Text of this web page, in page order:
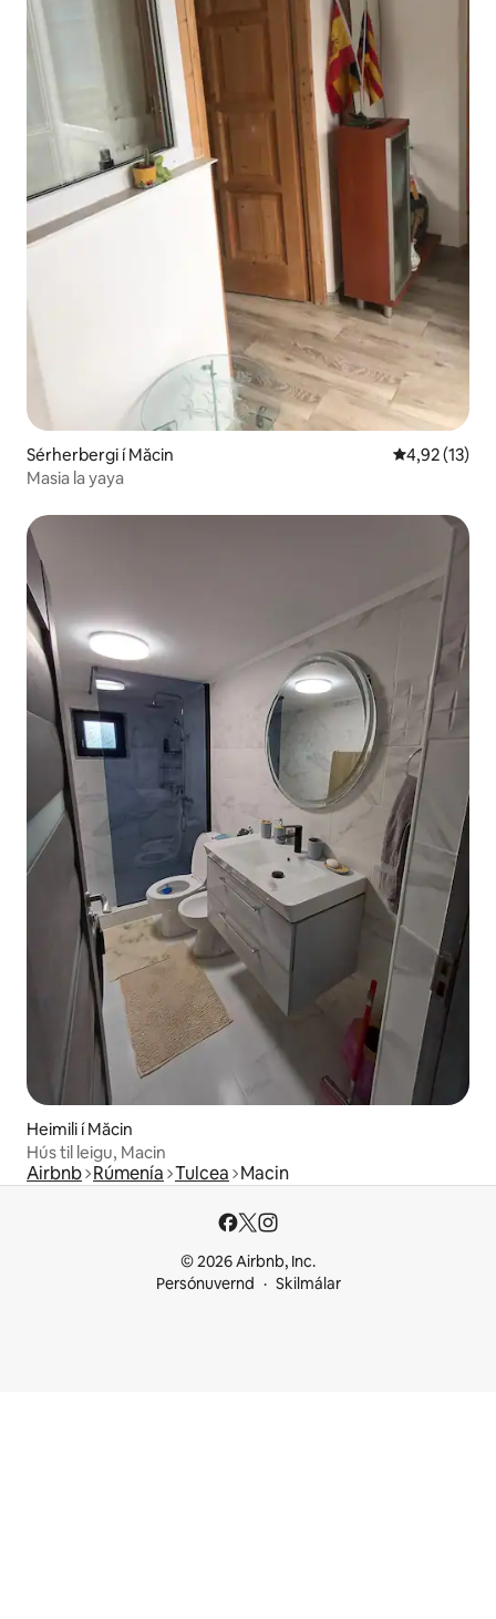
Sérherbergi í Măcin 4,92 af 5 í
4,92 (13)
Masia la yaya
Heimili í Măcin
Hús til leigu, Macin
Airbnb Rúmenía Tulcea Macin
© 2026 Airbnb, Inc.
Persónuvernd
Skilmálar